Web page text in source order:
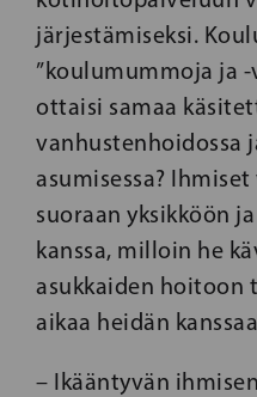
järjestämiseksi.
”koulumummoja ja -
ottaisi samaa
vanhustenhoidossa
asumisessa?
suoraan yksikköön
kanssa, milloin he
asukkaiden hoitoon
aikaa heidän
– Ikääntyvän